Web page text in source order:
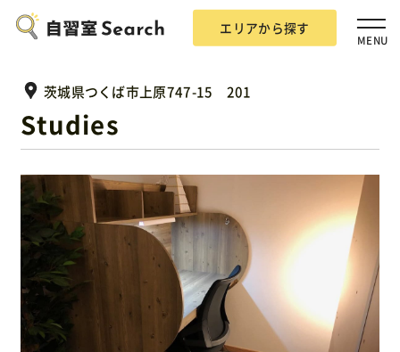
エリアから探す
MENU
エリアから探す
自習室Searchとは？
掲載希望の方
茨城県つくば市上原747-15 201
Studies